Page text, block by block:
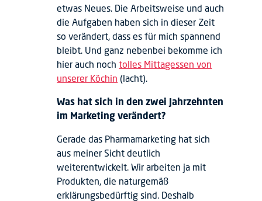
etwas Neues. Die Arbeitsweise und auch
die Aufgaben haben sich in dieser Zeit
so verändert, dass es für mich spannend
bleibt. Und ganz nebenbei bekomme ich
hier auch nochtolles Mittagessen von
unserer Köchin (lacht).
Was hat sich in den zwei Jahrzehnten
im Marketing verändert?
Gerade das Pharmamarketing hat sich
aus meiner Sicht deutlich
weiterentwickelt. Wir arbeiten ja mit
Produkten, die naturgemäß
erklärungsbedürftig sind. Deshalb